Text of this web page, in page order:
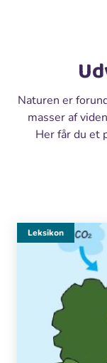
Naturen er
masser af
Her får du et
Leksikon